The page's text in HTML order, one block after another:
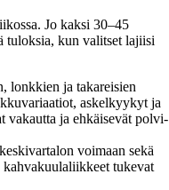
Jo kaksi 30–45
tuloksia, kun valitset lajiisi
lonkkien ja takareisien
askelkyykyt ja
vakautta ja ehkäisevät polvi-
voimaan sekä
tukevat